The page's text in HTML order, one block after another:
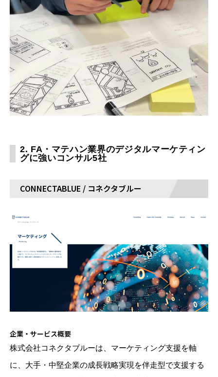
2. FA・マテハン業界のデジタルマーケティン
グに強いコンサル5社
CONNECTABLUE / コネクタブルー
企業・サービス概要
株式会社コネクタブルーは、マーケティング支援を軸
に、大手・中堅企業の成長戦略実現を伴走型で支援する